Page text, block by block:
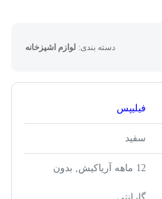
دسته بندی: لوازم اشپزخانه
فیلیپس
سفید
12 ماهه آریاکیش, بدون